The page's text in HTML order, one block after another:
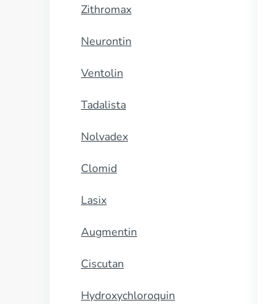
Zithromax
Neurontin
Ventolin
Tadalista
Nolvadex
Clomid
Lasix
Augmentin
Ciscutan
Hydroxychloroquin